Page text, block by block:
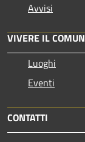
Avvisi
VIVERE IL
Luoghi
Eventi
CONTATTI